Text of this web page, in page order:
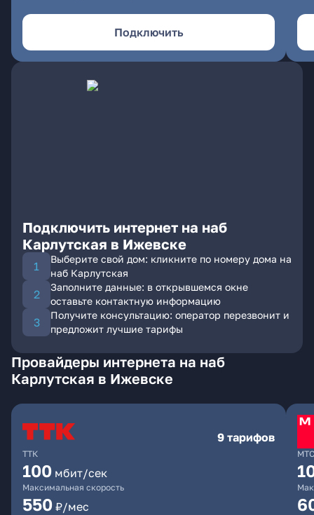
Подключить
Подключить интернет на наб
Карлутская в Ижевске
Выберите свой дом: кликните по номеру дома на
наб Карлутская
Заполните данные: в открывшемся окне
оставьте контактную информацию
Получите консультацию: оператор перезвонит и
предложит лучшие тарифы
Провайдеры интернета на наб
Карлутская в Ижевске
ТТК
9 тарифов
100 мбит/сек
Максимальная скорость
550 ₽/мес
МТС